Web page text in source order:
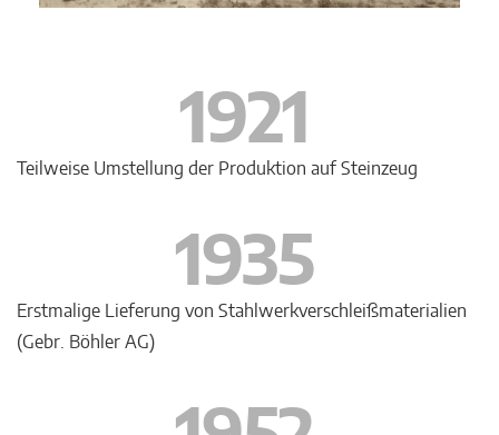
1921
Teilweise Umstellung der Produktion auf Steinzeug
1935
Erstmalige Lieferung von Stahlwerkverschleißmaterialien
(Gebr. Böhler AG)